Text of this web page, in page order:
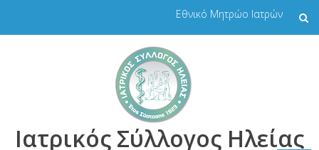
Εθνικό Μητρώο Ιατρών
Ιατρικός Σύλλογος Ηλείας